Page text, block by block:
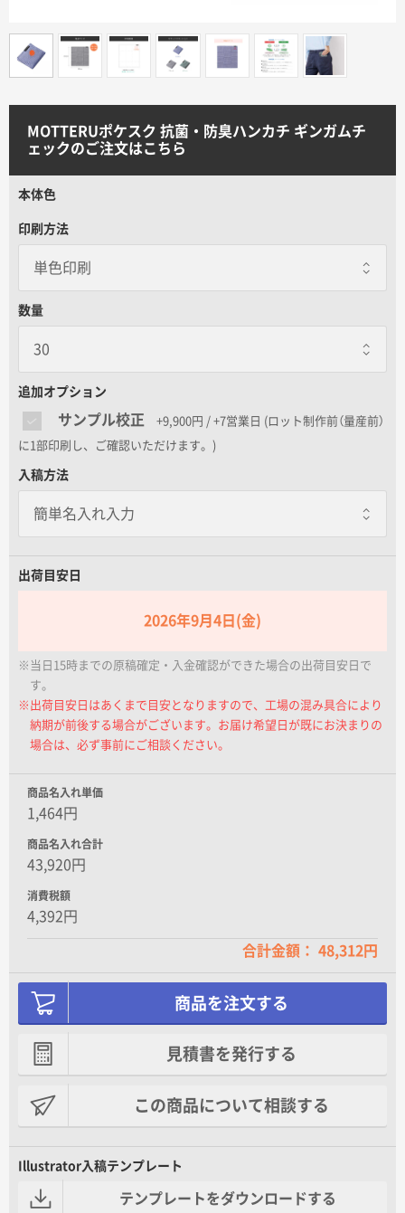
印刷色から探す
初めての方へ
ご注文の流れ
お見積書の作成方法
データ入稿ガイド
よくあるご質問
名入れグループサイト
MOTTERUポケスク 抗菌・防臭ハンカチ ギンガムチ
ェックのご注文はこちら
本体色
印刷方法
数量
追加オプション
サンプル校正 +9,900円 / +7営業日 (ロット制作前（量産前）
に1部印刷し、ご確認いただけます。)
入稿方法
出荷目安日
2026年9月4日(金)
※当日15時までの原稿確定・入金確認ができた場合の出荷目安日で
す。
※出荷目安日はあくまで目安となりますので、工場の混み具合により
納期が前後する場合がございます。お届け希望日が既にお決まりの
場合は、必ず事前にご相談ください。
商品名入れ単価
1,464円
商品名入れ合計
43,920円
消費税額
4,392円
合計金額： 48,312円
商品を注文する
見積書を発行する
この商品について相談する
Illustrator入稿テンプレート
テンプレートをダウンロードする